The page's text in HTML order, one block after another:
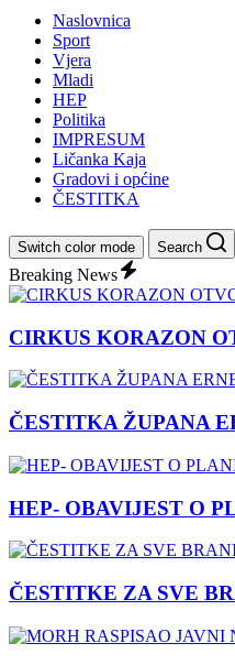
Naslovnica
Sport
Vjera
Mladi
HEP
Politika
IMPRESUM
Ličanka Kaja
Gradovi i općine
ČESTITKA
Switch color mode Search
Breaking News
CIRKUS KORAZON
ČESTITKA ŽUPANA
HEP- OBAVIJEST O
ČESTITKE ZA SVE